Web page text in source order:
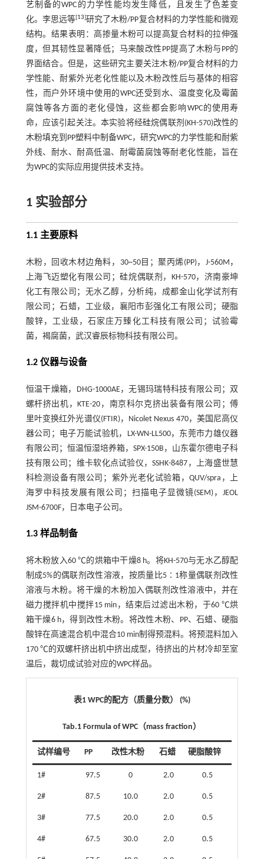
艺制备的WPC的力学性能均发生降低，且发生了色差变
化。李思远等[13]研究了木粉/PP复合材料的力学性能和微观
结构。结果表明：高掺量木粉可以提高复合材料的拉伸强
度，但其韧性显著降低；马来酸改性PP提高了木粉与PP的
界面结合。但是，这些研究主要关注木粉/PP复合材料的力
学性能、耐紫外光老化性能以及木粉改性后与基体的相容
性，而户外环境中使用的WPC还受到水、温度变化及霉菌
腐蚀等各方面的老化侵蚀，这些都会影响WPC的使用寿
命，应该引起关注。本实验将经硅烷偶联剂(KH-570)改性的
木粉填充到PP塑料中制备WPC，研究WPC的力学性能和耐紫
外线、耐水、耐高低温、耐霉菌腐蚀等耐老化性能，旨在
为WPC的实际应用提供技术支持。
1 实验部分
1.1 主要原料
木粉，回收木材边角料，30~50目；聚丙烯(PP)，J-560M，
上海飞迈塑化有限公司；硅烷偶联剂，KH-570，济南豪坤
化工有限公司；无水乙醇，分析纯，成都金山化学试剂有
限公司；石蜡，工业级，襄阳市彭强化工有限公司；硬脂
酸锌，工业级，石家庄万臻化工科技有限公司；试验霉
菌，褐腐菌，武汉睿辰标物科技有限公司。
1.2 仪器与设备
恒温干燥箱，DHG-1000AE，无锡玛瑞特科技有限公司；双
螺杆挤出机，KTE-20，南京科尔克挤出装备有限公司；傅
里叶变换红外光谱仪(FTIR)，Nicolet Nexus 470，美国尼高仪
器公司；电子万能试验机，LX-WN-LL500，东莞市力雄仪器
有限公司；恒温恒湿培养箱，SPX-150B，山东霍尔德电子科
技有限公司；维卡软化点试验仪，SSHK-8487，上海盛世慧
科检测设备有限公司；紫外光老化试验箱，QUV/spra，上
海罗中科技发展有限公司；扫描电子显微镜(SEM)，JEOL
JSM-6700F，日本电子公司。
1.3 样品制备
将木粉放入60 ℃的烘箱中干燥8 h。将KH-570与无水乙醇配
制成5%的偶联剂改性溶液，按质量比5∶1称量偶联剂改性
溶液与木粉。将干燥的木粉加入偶联剂改性溶液中，并在
磁力搅拌机中搅拌15 min，结束后过滤出木粉，于60 ℃烘
箱干燥6 h，得到改性木粉。将改性木粉、PP、石蜡、硬脂
酸锌在高速混合机中混合10 min制得预混料。将预混料加入
170 ℃的双螺杆挤出机中挤出成型，待挤出的片材冷却至室
温后，裁切成试验对应的WPC样品。
表1 WPC的配方（质量分数） (%)
Tab.1 Formula of WPC（mass fraction）
试样编号 PP 改性木粉 石蜡 硬脂酸锌
1# 97.5 0 2.0 0.5
2# 87.5 10.0 2.0 0.5
3# 77.5 20.0 2.0 0.5
4# 67.5 30.0 2.0 0.5